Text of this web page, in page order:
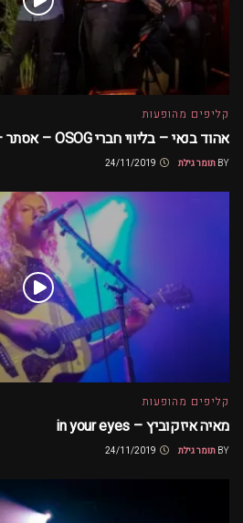
קליפים מהופעות
אהוד בנאי – בליווי חברי OSOG – אסתר – לייב אקוסטי
BY תומר גילת
קליפים מהופעות
מאיה איזקוביץ – in your eyes
BY תומר גילת